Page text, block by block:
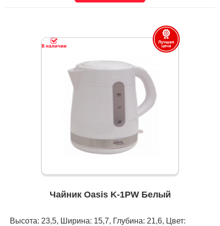
Чайник Oasis K-1PW Белый
Высота: 23,5, Ширина: 15,7, Глубина: 21,6, Цвет: